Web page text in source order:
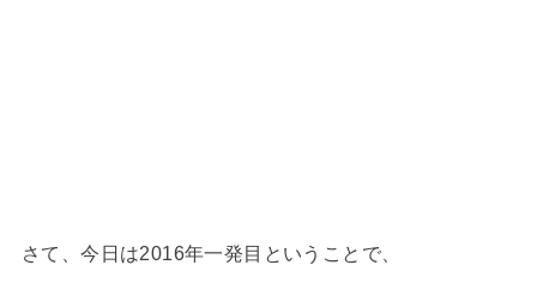
さて、今日は2016年一発目ということで、